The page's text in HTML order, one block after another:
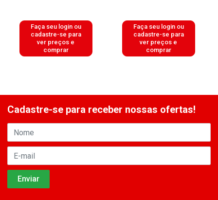
Faça seu login ou
cadastre-se para
ver preços e
comprar
Faça seu login ou
cadastre-se para
ver preços e
comprar
Cadastre-se para receber nossas ofertas!